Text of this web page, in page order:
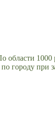
области 1000
при